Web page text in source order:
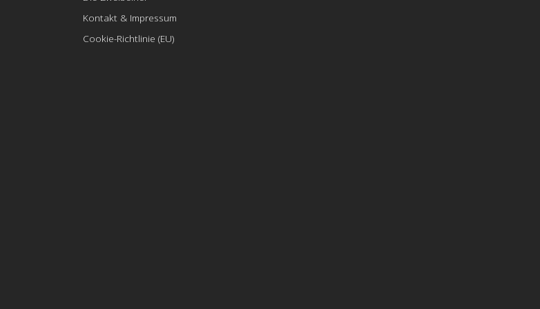
Kontakt & Impressum
Cookie-Richtlinie (EU)